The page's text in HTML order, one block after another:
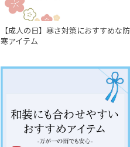
【成人の日】寒さ対策におすすめな防
寒アイテム